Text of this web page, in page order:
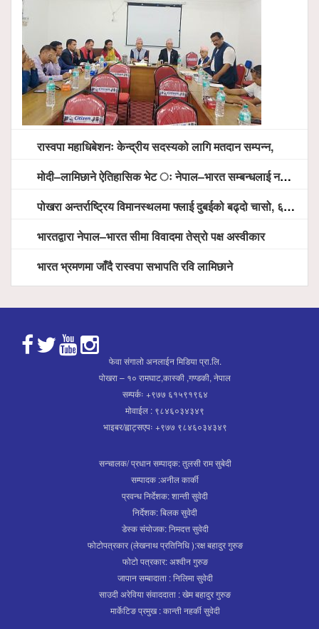
रास्वपा महाधिबेशनः केन्द्रीय सदस्यको लागि मतदान सम्पन्न,
मोदी–लामिछाने ऐतिहासिक भेट ः नेपाल–भारत सम्बन्धलाई नयाँ उचाइमा पु¥याउने साझा प्रतिबद्धता
पोखरा अन्तर्राष्ट्रिय विमानस्थलमा फ्लाई दुबईको बढ्दो चासो, ६ घण्टा लामो प्राविधिक निरीक्षणपछि दैनिक उडानको ढोका खुल्दै
भारतद्वारा नेपाल–भारत सीमा विवादमा तेस्रो पक्ष अस्वीकार
भारत भ्रमणमा जाँदै रास्वपा सभापति रवि लामिछाने
फेवा संगालो अनलाईन मिडिया प्रा.लि.
पोखरा – १० रामघाट,कास्की ,गण्डकी, नेपाल
सम्पर्कः +९७७ ६१५९१९६४
मोवाईल : ९८४६०३४३४९
भाइबर/ह्वाट्सएपः +९७७ ९८४६०३४३४९
सन्चालक/ प्रधान सम्पाद्क: तुलसी राम सुबेदी
सम्पादक :अनील कार्की
प्रवन्ध निर्देशक: शान्ती सुवेदी
निर्देशक: बिलक सुवेदी
डेस्क संयोजक: निमदत्त सुवेदी
फोटोपत्रकार (लेखनाथ प्रतिनिधि ):रक्ष बहादुर गुरुङ
फोटो पत्रकार: अश्वीन गुरुङ
जापान सम्बादाता : निलिमा सुवेदी
साउदी अरेविया संवाददाता : खेम बहादुर गुरुङ
मार्केटिङ प्रमुख : कान्ती नहर्की सुवेदी